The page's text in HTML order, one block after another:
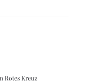
Rotes Kreuz